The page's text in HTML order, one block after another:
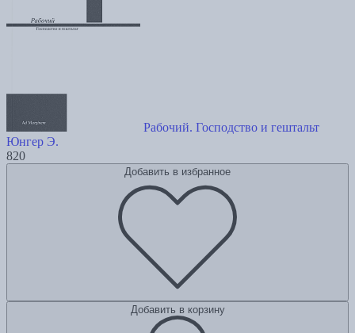
Рабочий. Господство и гештальт
Юнгер Э.
820
Добавить в избранное
Добавить в корзину